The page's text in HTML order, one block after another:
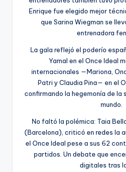
Enrique fue elegido mejor
que Sarina Wiegman se
entrenadora
La gala reflejó el poderío
Yamal en el Once Ideal
internacionales —Mariona,
Patri y Claudia Pina— en el
confirmando la hegemonía de la
mundo.
No faltó la polémica: Taia
(Barcelona), criticó en redes la
el Once Ideal pese a sus 62
partidos. Un debate que
digitales tras